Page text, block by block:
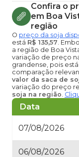
Confira o
em Boa
região
O preço da soja
está R$ 135,57.
a região de Boa
variação de preço
grandense, pois
comparação
valor da saca de
variação do preço
soja na região.
Data
07/08/2026
06/08/2026